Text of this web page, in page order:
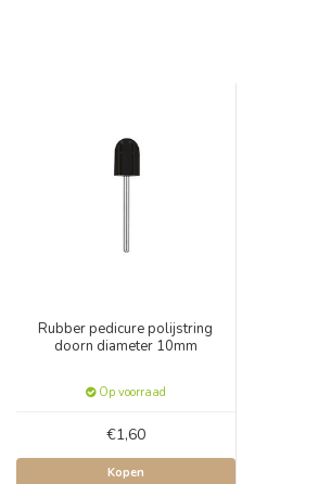
Rubber pedicure polijstring
doorn diameter 10mm
Op voorraad
€1,60
Kopen